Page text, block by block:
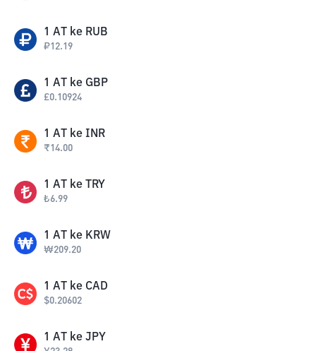
1 AT ke RUB
₽12.19
1 AT ke GBP
£0.10924
1 AT ke INR
₹14.00
1 AT ke TRY
₺6.99
1 AT ke KRW
₩209.20
1 AT ke CAD
$0.20602
1 AT ke JPY